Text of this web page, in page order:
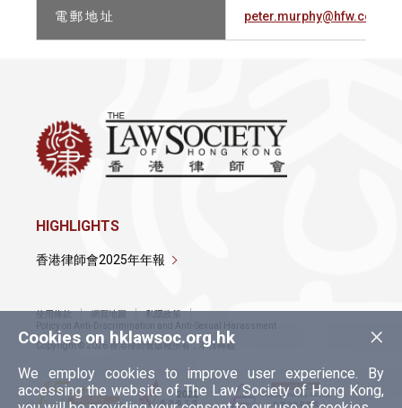
電 郵 地 址 peter.murphy@hfw.com
×
Cookies on hklawsoc.org.hk
We employ cookies to improve user experience. By
accessing the website of The Law Society of Hong Kong,
HIGHLIGHTS
香港律師會2025年年報
使用條款 網頁地圖
私隱政策
Policy on Anti-Discrimination and Anti-Sexual Harassment
Copyright © 2026 香港律師會版權所有，不得轉載